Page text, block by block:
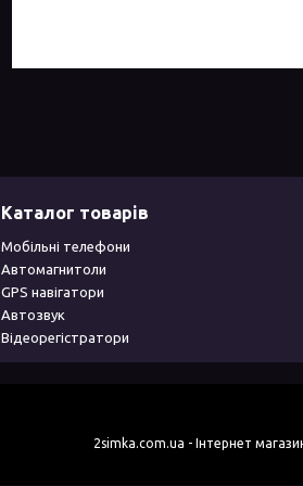
Каталог товарів
Мобільні телефони
Автомагнитоли
GPS навігатори
Автозвук
Відеорегістратори